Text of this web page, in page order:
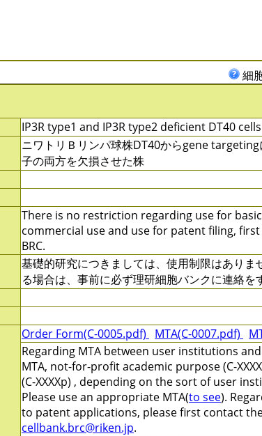
細
IP3R type1 and IP3R type2 deficient DT40 cells
ニワトリＢリンパ球株DT40からgene
子の両方を欠損させた株
There is no restriction regarding use for
commercial use and use for patent filing, first
BRC.
基礎的研究につきましては、使用制限はあり
る場合は、事前に必ず理研細胞バンクに連絡を
Order Form(C-0005.pdf) MTA(C-0007.pdf)
Regarding MTA between user institutions
MTA, not-for-profit academic purpose (C-
(C-XXXXp) , depending on the sort of user
Please use an appropriate MTA(to see).
to patent applications, please first contact the
cellbank.brc@riken.jp.